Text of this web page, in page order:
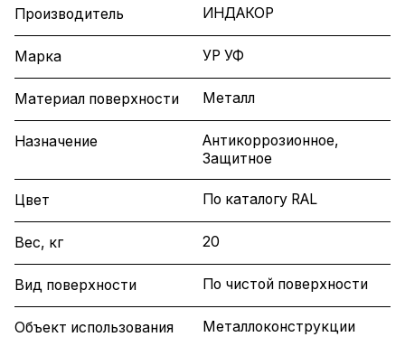
Производитель ИНДАКОР
Марка УР УФ
Материал поверхности Металл
Назначение
Антикоррозионное,
Защитное
Цвет По каталогу RAL
Вес, кг 20
Вид поверхности По чистой поверхности
Объект использования Металлоконструкции